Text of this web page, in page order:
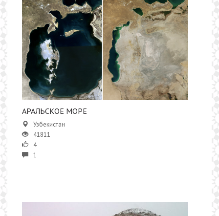
АРАЛЬСКОЕ МОРЕ
Узбекистан
41811
4
1